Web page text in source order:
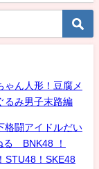
ん人形！豆腐メ
るみ男子末路編
闘アイドルだい
る BNK48 ！
STU48！SKE48